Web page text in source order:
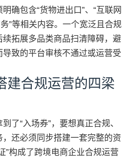
确包含“货物进出口”、“互联网
”等相关内容。一个宽泛且合规
拓展多品类商品扫清障碍，避
致的平台审核不通过或运营受
建合规运营的四梁
了“入场券”，要想真正合规、
还必须同步搭建一套完整的资
”构成了跨境电商企业合规运营